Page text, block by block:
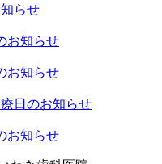
らせ
お知らせ
お知らせ
日のお知らせ
お知らせ